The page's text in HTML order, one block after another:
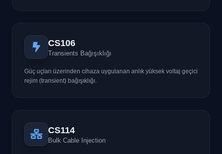
CS106
Transients Bağışıklığı
Güç uçları üzerinden cihaza uygulanan anlık yüksek voltaj geçici
rejim (transient) bağışıklığı.
CS114
Bulk Cable Injection